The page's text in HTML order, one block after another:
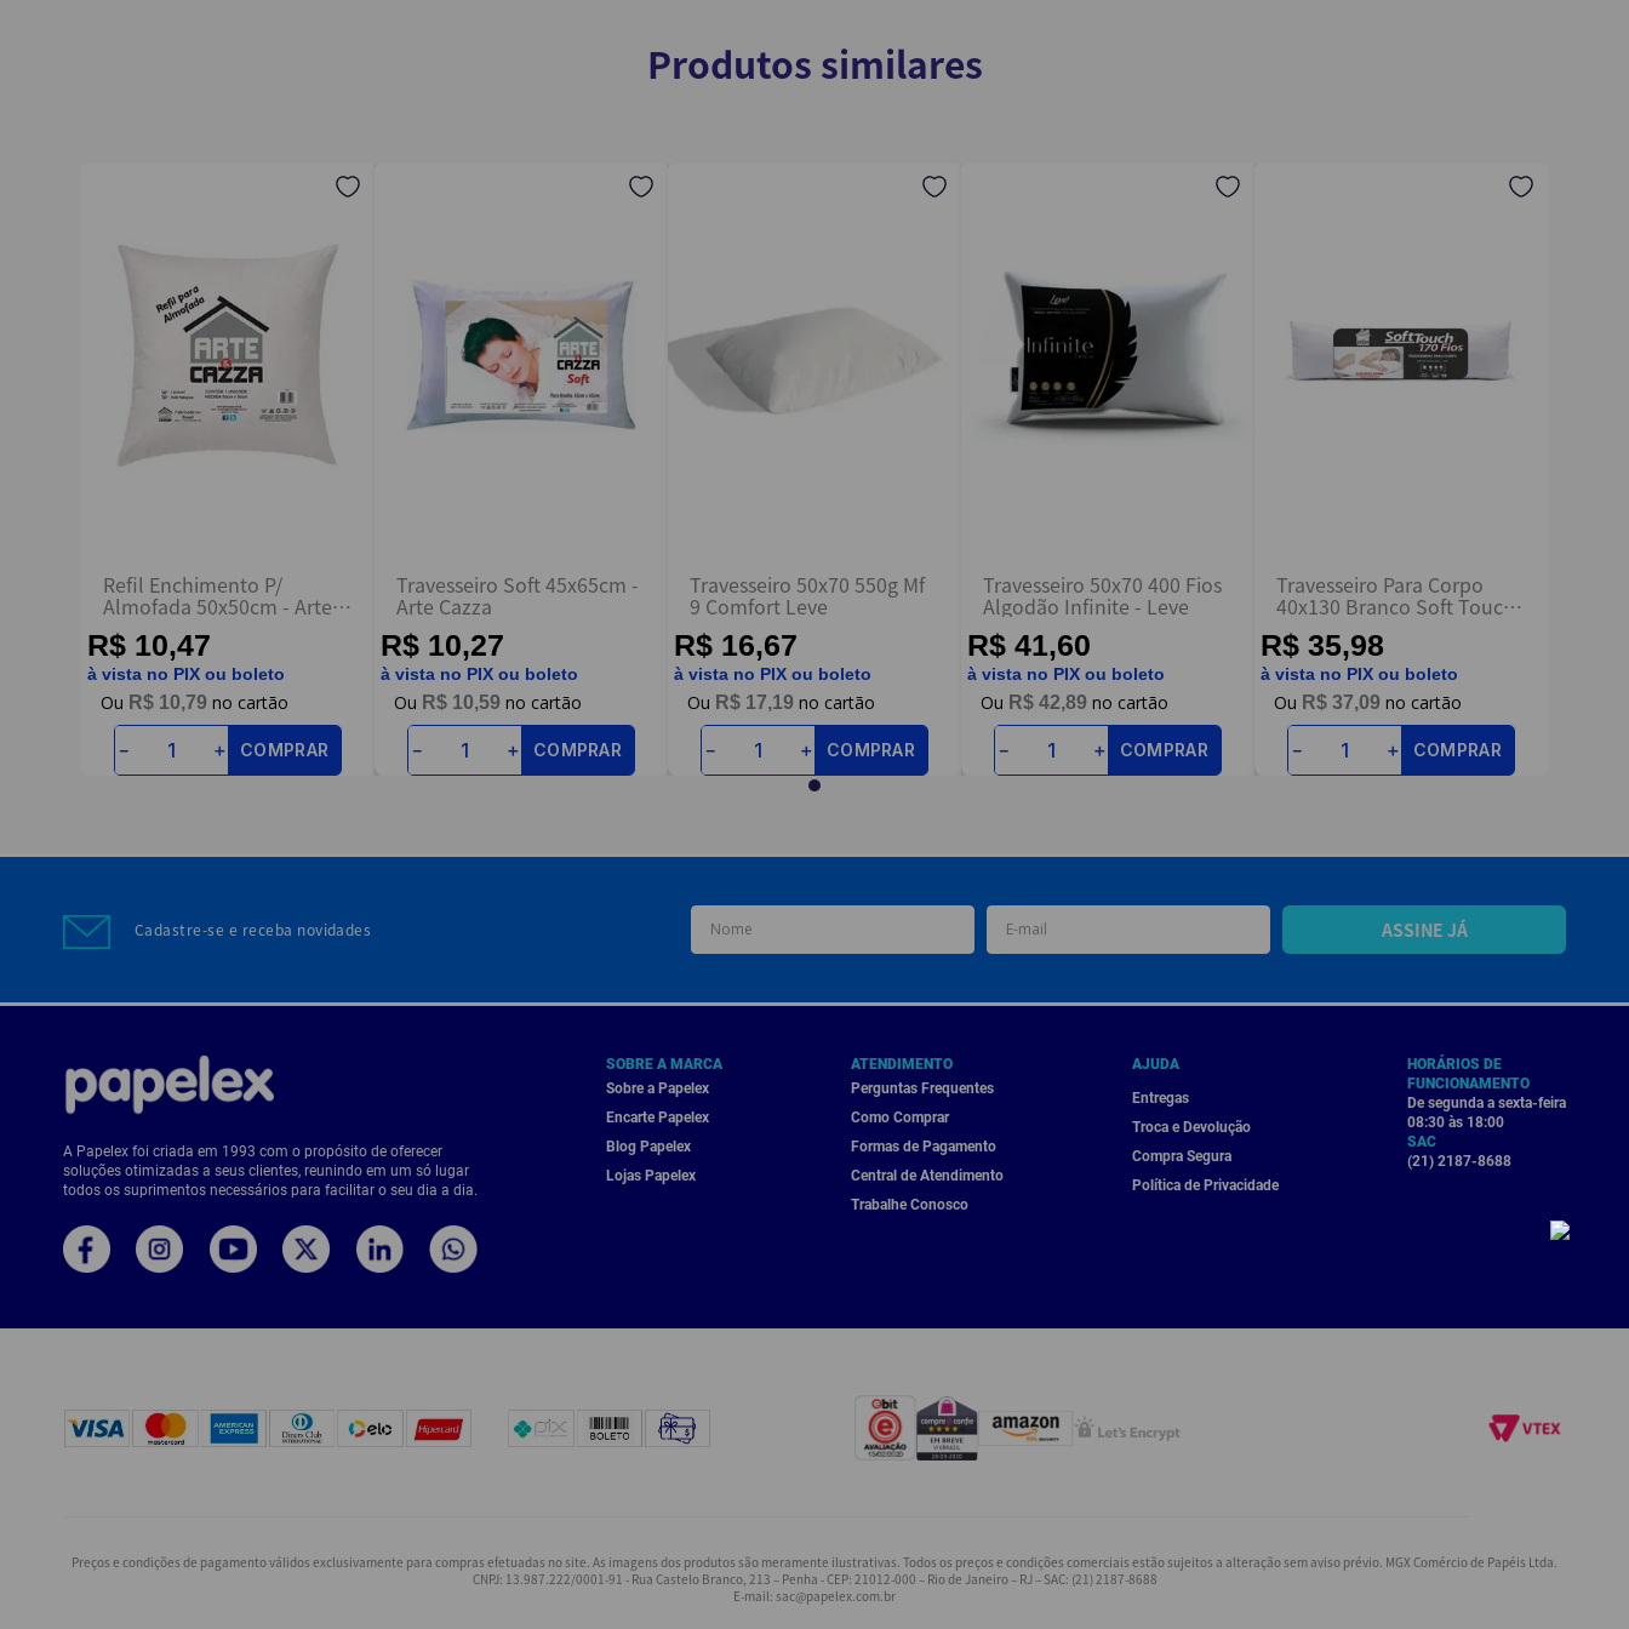
Escreva uma avaliação
ENVIAR AVALIAÇÃO
Produtos similares
Refil Enchimento P/
Almofada 50x50cm - Arte e
Cazza
R$ 10,47
à vista no PIX ou boleto
R$ 10,79
＋
－ COMPRAR
Travesseiro Soft 45x65cm -
Arte Cazza
R$ 10,27
à vista no PIX ou boleto
R$ 10,59
＋
－ COMPRAR
Travesseiro 50x70 550g Mf
9 Comfort Leve
R$ 16,67
à vista no PIX ou boleto
R$ 17,19
＋
－ COMPRAR
Travesseiro 50x70 400 Fios
Algodão Infinite - Leve
R$ 41,60
à vista no PIX ou boleto
R$ 42,89
＋
－ COMPRAR
Travesseiro Para Corpo
40x130 Branco Soft Touch
- Arte Cazza
R$ 35,98
à vista no PIX ou boleto
R$ 37,09
＋
－ COMPRAR
Cadastre-se e receba novidades ASSINE JÁ
A Papelex foi criada em 1993 com o propósito de oferecer
soluções otimizadas a seus clientes, reunindo em um só lugar
todos os suprimentos necessários para facilitar o seu dia a dia.
SOBRE A MARCA
Sobre a Papelex
Encarte Papelex
Blog Papelex
Lojas Papelex
ATENDIMENTO
Perguntas Frequentes
Como Comprar
Formas de Pagamento
Central de Atendimento
Trabalhe Conosco
AJUDA
Entregas
Troca e Devolução
Compra Segura
Política de Privacidade
HORÁRIOS DE
FUNCIONAMENTO
De segunda a sexta-feira
08:30 às 18:00
SAC
(21) 2187-8688
Preços e condições de pagamento válidos exclusivamente para compras efetuadas no site. As imagens dos produtos são meramente ilustrativas. Todos os preços e condições comerciais estão sujeitos a alteração sem aviso prévio. MGX Comércio de Papéis Ltda.
CNPJ: 13.987.222/0001-91 - Rua Castelo Branco, 213 – Penha - CEP: 21012-000 – Rio de Janeiro – RJ – SAC: (21) 2187-8688
E-mail: sac@papelex.com.br